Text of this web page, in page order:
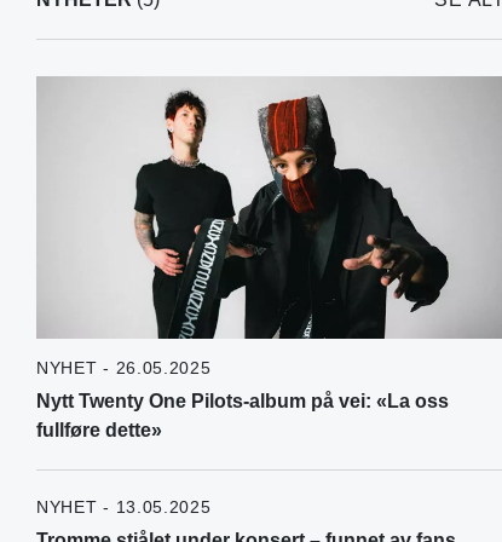
NYHET - 26.05.2025
Nytt Twenty One Pilots-album på vei: «La oss
fullføre dette»
NYHET - 13.05.2025